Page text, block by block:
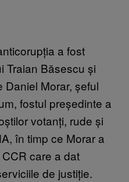
a fost
Traian Băsescu și
Morar, șeful
fostul președinte a
votanți, rude și
în timp ce Morar a
care a dat
de justiție.